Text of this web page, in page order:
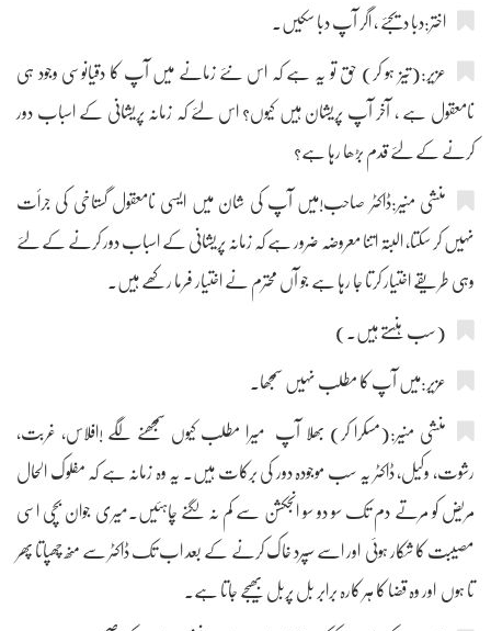
اختر:دبا دیجئے ، اگر آپ دبا سکیں۔
عزیر:(تیز ہو کر) حق تو یہ ہے کہ اس نئے زمانے میں آپ کا دقیانوسی وجود ہی
نامعقول ہے ، آخر آپ پریشان ہیں کیوں؟ اس لئے کہ زمانہ پریشانی کے اسباب دور
کرنے کے لئے قدم بڑھا رہا ہے؟
منشی منیر:ڈاکٹر صاحب!میں آپ کی شان میں ایسی نامعقول گستاخی کی جرأت
نہیں کر سکتا، البتہ اتنا معروضہ ضرور ہے کہ زمانہ پریشانی کے اسباب دور کرنے کے لئے
وہی طریقے اختیار کرتا جا رہا ہے جو آں محترم نے اختیار فرما رکھے ہیں۔
(سب ہنستے ہیں۔)
عزیر:میں آپ کا مطلب نہیں سمجھا۔
منشی منیر:(مسکرا کر) بھلا آپ میرا مطلب کیوں سمجھنے لگے !افلاس، غربت،
رشوت، وکیل، ڈاکٹر یہ سب موجودہ دور کی برکات ہیں۔ یہ وہ زمانہ ہے کہ مفلوک الحال
مریض کو مرتے دم تک سو دو سو انجکشن سے کم نہ لگنے چاہئیں۔میری جوان بچی اسی
مصیبت کا شکار ہوئی اور اسے سپرد خاک کرنے کے بعد اب تک ڈاکٹر سے منھ چھپاتا پھر
تا ہوں اور وہ قضا کا ہر کارہ برابر بل پربل بھیجے جاتا ہے۔